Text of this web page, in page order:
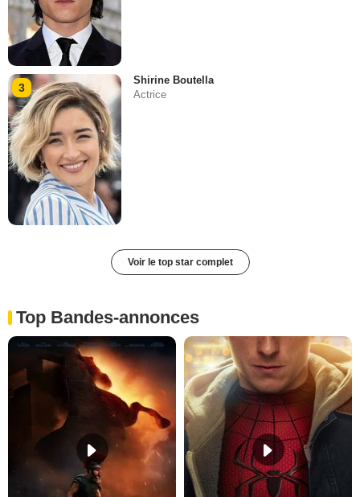
3
Shirine Boutella
Actrice
Voir le top star complet
Top Bandes-annonces